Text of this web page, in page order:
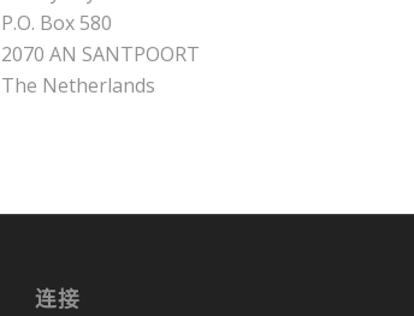
P.O. Box 580
2070 AN SANTPOORT
The Netherlands
连接